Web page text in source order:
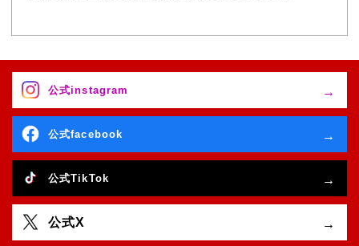
公式instagram
公式facebook
公式TikTok
公式X